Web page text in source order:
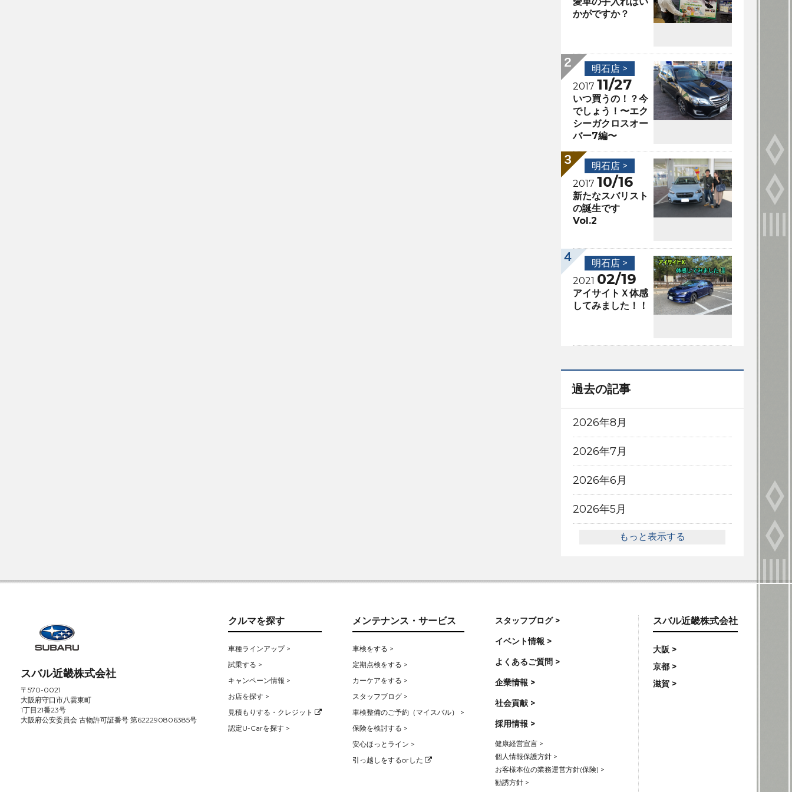
かがですか？
明石店 >
2017 11/27
いつ買うの！？今
でしょう！〜エク
シーガクロスオー
バー7編〜
明石店 >
2017 10/16
新たなスバリスト
の誕生です
Vol.2
明石店 >
2021 02/19
アイサイトＸ体感
してみました！！
過去の記事
2026年8月
2026年7月
2026年6月
2026年5月
もっと表示する
スバル近畿株式会社
〒570-0021
大阪府守口市八雲東町
1丁目21番23号
大阪府公安委員会 古物許可証番号 第622290806385号
クルマを探す
車種ラインアップ >
試乗する >
キャンペーン情報 >
お店を探す >
見積もりする・クレジット
認定U-Carを探す >
メンテナンス・サービス
車検をする >
定期点検をする >
カーケアをする >
スタッフブログ >
車検整備のご予約（マイスバル） >
保険を検討する >
安心ほっとライン >
引っ越しをするorした
スタッフブログ >
イベント情報 >
よくあるご質問 >
企業情報 >
社会貢献 >
採用情報 >
健康経営宣言 >
個人情報保護方針 >
お客様本位の業務運営方針(保険) >
勧誘方針 >
スバル近畿株式会社
大阪 >
京都 >
滋賀 >